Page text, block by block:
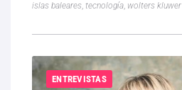
islas baleares, tecnología, wolters kluwer
ENTREVISTAS